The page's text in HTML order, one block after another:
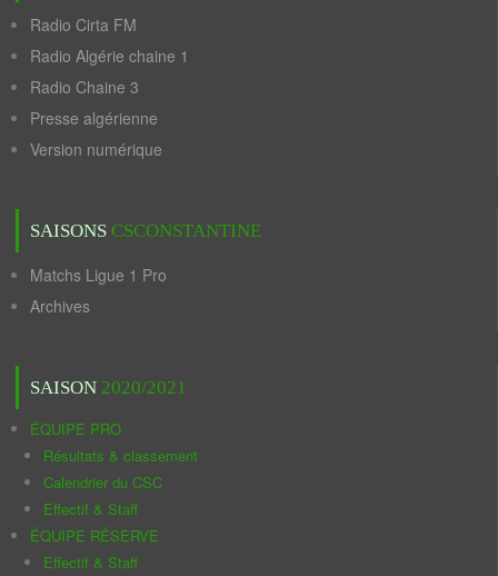
Radio Cirta FM
Radio Algérie chaine 1
Radio Chaine 3
Presse algérienne
Version numérique
SAISONS CSCONSTANTINE
Matchs Ligue 1 Pro
Archives
SAISON 2020/2021
ÉQUIPE PRO
Résultats & classement
Calendrier du CSC
Effectif & Staff
ÉQUIPE RÉSERVE
Effectif & Staff